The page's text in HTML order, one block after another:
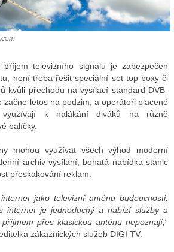
televizního signálu je zabezpečen
není třeba řešit speciální set-top boxy či
kvůli přechodu na vysílací standard DVB-
začne letos na podzim, a operátoři placené
k nalákání diváků na různě
balíčky.
mohou využívat všech výhod moderní
archiv vysílání, bohatá nabídka stanic
přeskakování reklam.
jako televizní anténu budoucnosti.
internet je jednoduchý a nabízí služby a
přes klasickou anténu nepoznají,“
zákaznických služeb DIGI TV.